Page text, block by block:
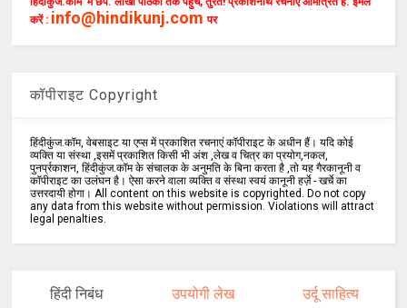
करें : info@hindikunj.com पर
कॉपीराइट Copyright
हिंदीकुंज.कॉम, वेबसाइट या एप्स में प्रकाशित रचनाएं कॉपीराइट के अधीन हैं। यदि कोई
व्यक्ति या संस्था ,इसमें प्रकाशित किसी भी अंश ,लेख व चित्र का प्रयोग,नकल,
पुनर्प्रकाशन, हिंदीकुंज.कॉम के संचालक के अनुमति के बिना करता है ,तो यह गैरकानूनी व
कॉपीराइट का उलंघन है। ऐसा करने वाला व्यक्ति व संस्था स्वयं कानूनी हर्ज़े - खर्चे का
उत्तरदायी होगा। All content on this website is copyrighted. Do not copy
any data from this website without permission. Violations will attract
legal penalties.
हिंदी निबंध उपयोगी लेख उर्दू साहित्य